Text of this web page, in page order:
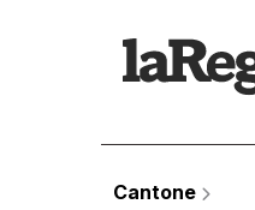
Cantone